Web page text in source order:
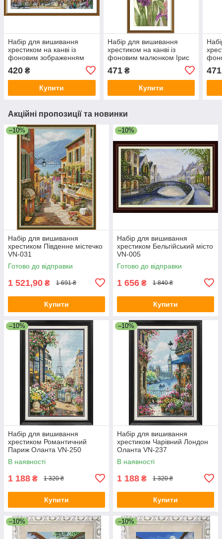
Набір для вишивання
хрестиком на канві із
фоновим зображенням
420 ₴
Купити
Набір для вишивання
хрестиком на канві із
фоновим малюнком Ірис
471₴
Купити
471
Акційні пропозиції та новинки
–10%
Набір для вишивання
хрестиком Південне містечко
VN-031
Готово до відправки
1 521,90 ₴ 1 691 ₴
Купити
–10%
Набір для вишивання
хрестиком Бельгійський місто
VN-005
Готово до відправки
1 656 ₴ 1 840 ₴
Купити
–10%
Набір для вишивання
хрестиком Романтичний
Париж Оланта VN-250
В наявності
1 188 ₴ 1 320 ₴
Купити
–10%
Набір для вишивання
хрестиком Чарівний Лондон
Оланта VN-237
В наявності
1 188 ₴ 1 320 ₴
Купити
–10% –10%